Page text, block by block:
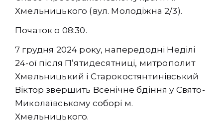
Хмельницького (вул. Молодіжна 2/3).
Початок о 08:30.
7 грудня 2024 року, напередодні Неділі
24-ої після Пʼятидесятниці, митрополит
Хмельницький і Старокостянтинівський
Віктор звершить Всенічне бдіння у Свято-
Миколаївському соборі м.
Хмельницького.